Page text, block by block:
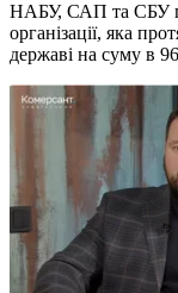
НАБУ, САП та СБУ
організації, яка
державі на суму в